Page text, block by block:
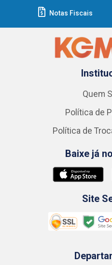
Notas Fiscais
Quem
Política de
Política de
Baixe já
Site